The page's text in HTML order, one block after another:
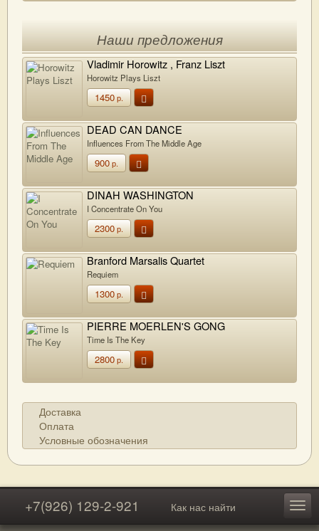
Наши предложения
Vladimir Horowitz , Franz Liszt
Horowitz Plays Liszt
1450р.
DEAD CAN DANCE
Influences From The Middle Age
900р.
DINAH WASHINGTON
I Concentrate On You
2300р.
Branford Marsalis Quartet
Requiem
1300р.
PIERRE MOERLEN'S GONG
Time Is The Key
2800р.
Доставка
Оплата
Условные обозначения
+7(926) 129-2-921 Как нас найти